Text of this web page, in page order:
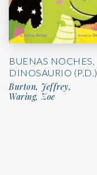
BUENAS NOCHES,
DINOSAURIO (P.D.)
Burton, Jeffrey,
Waring, Zoe